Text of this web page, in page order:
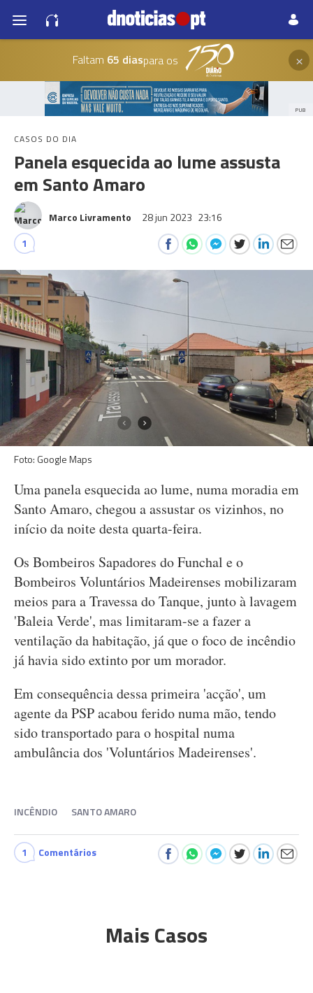
Faltam 65 diaspara os ×
PUB
CASOS DO DIA
Panela esquecida ao lume assusta
em Santo Amaro
Marco Livramento 28 jun 2023 23:16
1
Foto: Google Maps
Uma panela esquecida ao lume, numa moradia em
Santo Amaro, chegou a assustar os vizinhos, no
início da noite desta quarta-feira.
Os Bombeiros Sapadores do Funchal e o
Bombeiros Voluntários Madeirenses mobilizaram
meios para a Travessa do Tanque, junto à lavagem
'Baleia Verde', mas limitaram-se a fazer a
ventilação da habitação, já que o foco de incêndio
já havia sido extinto por um morador.
Em consequência dessa primeira 'acção', um
agente da PSP acabou ferido numa mão, tendo
sido transportado para o hospital numa
ambulância dos 'Voluntários Madeirenses'.
INCÊNDIO SANTO AMARO
1 Comentários
Mais Casos